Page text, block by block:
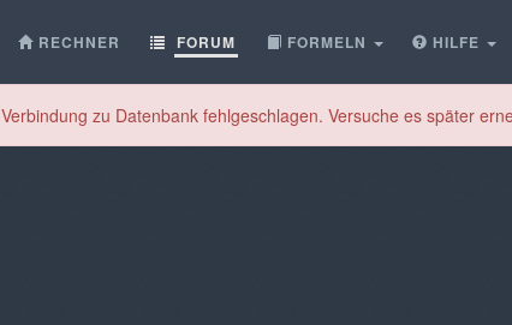
RECHNER FORUM FORMELN HILFE
Verbindung zu Datenbank fehlgeschlagen. Versuche es später